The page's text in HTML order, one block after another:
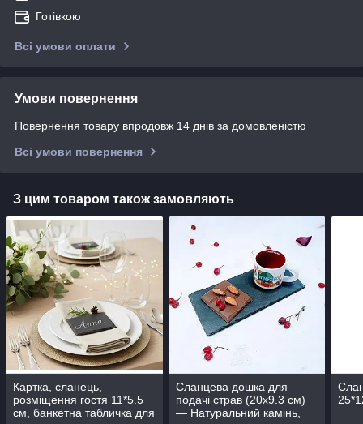
Готівкою
Всі умови оплати
Умови повернення
Повернення товару впродовж 14 днів за домовленістю
Всі умови повернення
З цим товаром також замовляють
Картка, сланець,
розміщення гостя 11*5.5
см, банкетна табличка для
Сланцева дошка для
подачі страв (20х9.3 см)
— Натуральний камінь,